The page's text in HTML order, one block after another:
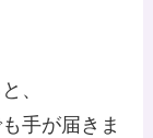
、
手が届きま